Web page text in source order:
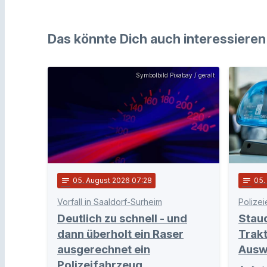
Das könnte Dich auch interessieren
Symbolbild Pixabay / geralt
notes 05. August 2026 07:28
Vorfall in Saaldorf-Surheim
Deutlich zu schnell - und
dann überholt ein Raser
ausgerechnet ein
notes 05